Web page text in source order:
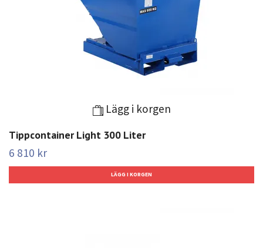
Lägg i korgen
Tippcontainer Light 300 Liter
6 810 kr